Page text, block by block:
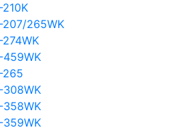
265WK
265